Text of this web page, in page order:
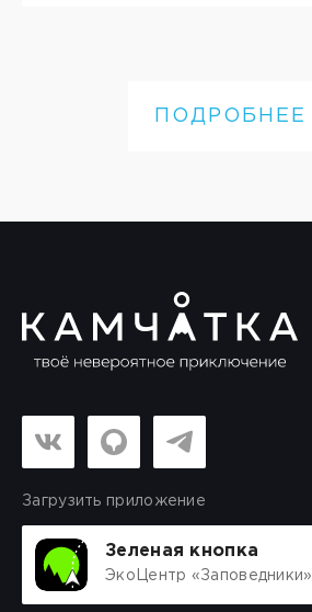
ПОДРОБНЕЕ
Загрузить приложение
Зеленая кнопка
ЭкоЦентр «Заповедники»